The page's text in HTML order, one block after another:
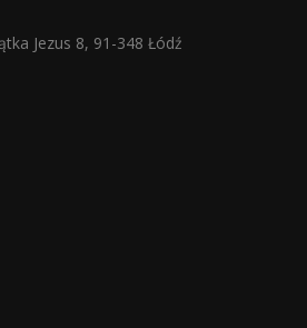
Jezus 8, 91-348 Łódź